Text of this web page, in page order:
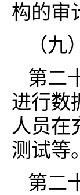
构的审
（九
第二
进行数
人员在
测试等。
第二